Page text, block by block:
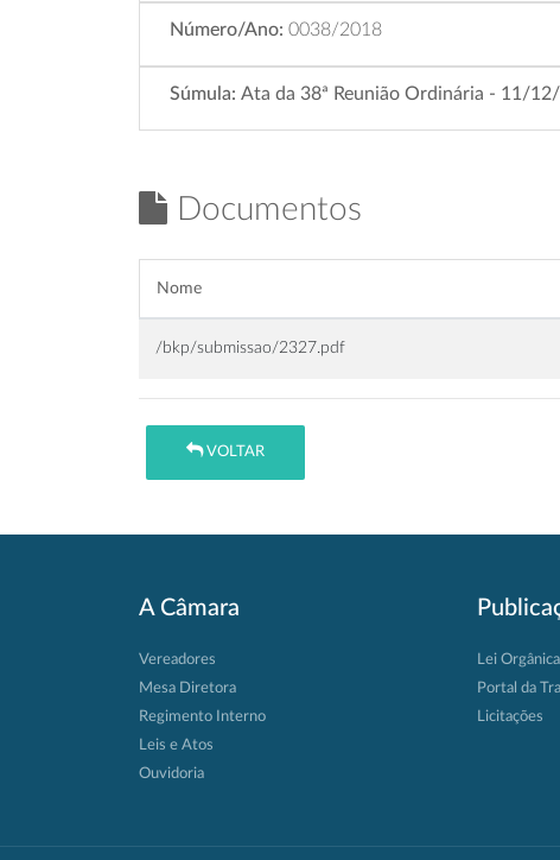
Número/Ano: 0038/2018
Súmula: Ata da 38ª Reunião Ordinária - 11/
Documentos
Nome
/bkp/submissao/2327.pdf
VOLTAR
A Câmara
Vereadores
Mesa Diretora
Regimento Interno
Leis e Atos
Ouvidoria
Lei Orgânica
Portal da
Licitações